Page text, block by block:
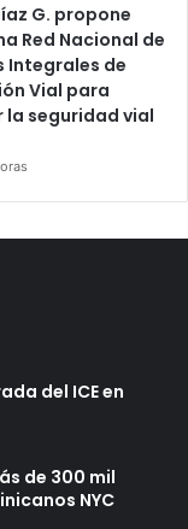
G. propone
Red Nacional de
Integrales de
Vial para
la seguridad vial
del ICE en
de 300 mil
NYC